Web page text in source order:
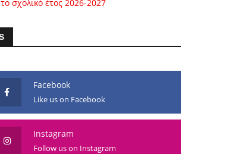
σχολικό έτος 2026-2027
Facebook
Like us on Facebook
Instagram
Follow us on Instagram